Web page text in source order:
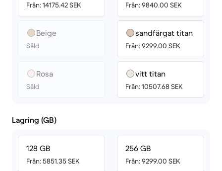
Från: 14175.42 SEK
Beige
Såld
Rosa
Såld
Från: 9840.00 SEK
sandfärgat titan
Från: 9299.00 SEK
vitt titan
Från: 10507.68 SEK
Lagring (GB)
128 GB
Från: 5851.35 SEK
256 GB
Från: 9299.00 SEK